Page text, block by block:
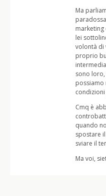
Ma
marketing
lei
volontà di
proprio
sono
possiamo
Cmq è
quando
spostare
sviare il
Ma voi,